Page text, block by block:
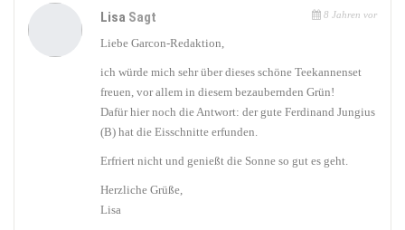
Lisa Sagt 8 Jahren vor
Liebe Garcon-Redaktion,
ich würde mich sehr über dieses schöne Teekannenset
freuen, vor allem in diesem bezaubernden Grün!
Dafür hier noch die Antwort: der gute Ferdinand Jungius
(B) hat die Eisschnitte erfunden.
Erfriert nicht und genießt die Sonne so gut es geht.
Herzliche Grüße,
Lisa